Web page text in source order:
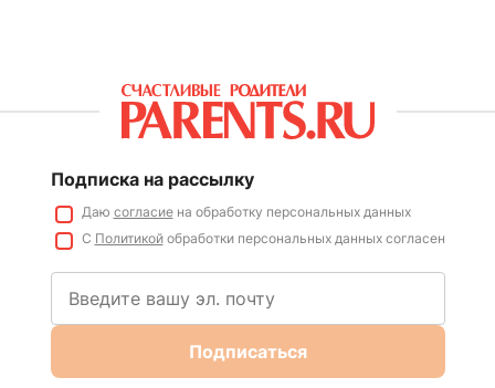
Подписка на рассылку
Даю согласиена обработку персональных данных
С Политикойобработки персональных данных согласен
Подписаться